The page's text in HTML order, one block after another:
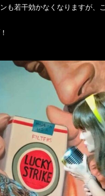
も若干効かなくなりますが、